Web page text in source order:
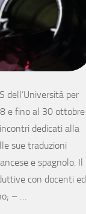
dell’Università per
e fino al 30 ottobre
dedicati alla
sue traduzioni
e spagnolo. Il
con docenti ed
– …